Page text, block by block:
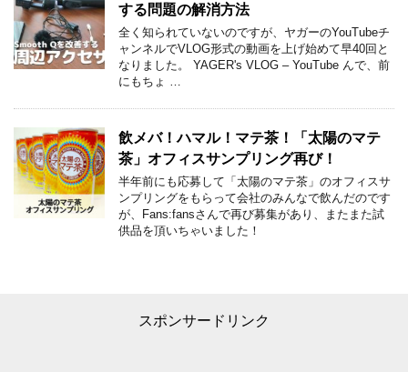
する問題の解消方法
全く知られていないのですが、ヤガーのYouTubeチ
ャンネルでVLOG形式の動画を上げ始めて早40回と
なりました。 YAGER's VLOG – YouTube んで、前
にもちょ …
飲メバ！ハマル！マテ茶！「太陽のマテ
茶」オフィスサンプリング再び！
半年前にも応募して「太陽のマテ茶」のオフィスサ
ンプリングをもらって会社のみんなで飲んだのです
が、Fans:fansさんで再び募集があり、またまた試
供品を頂いちゃいました！
スポンサードリンク